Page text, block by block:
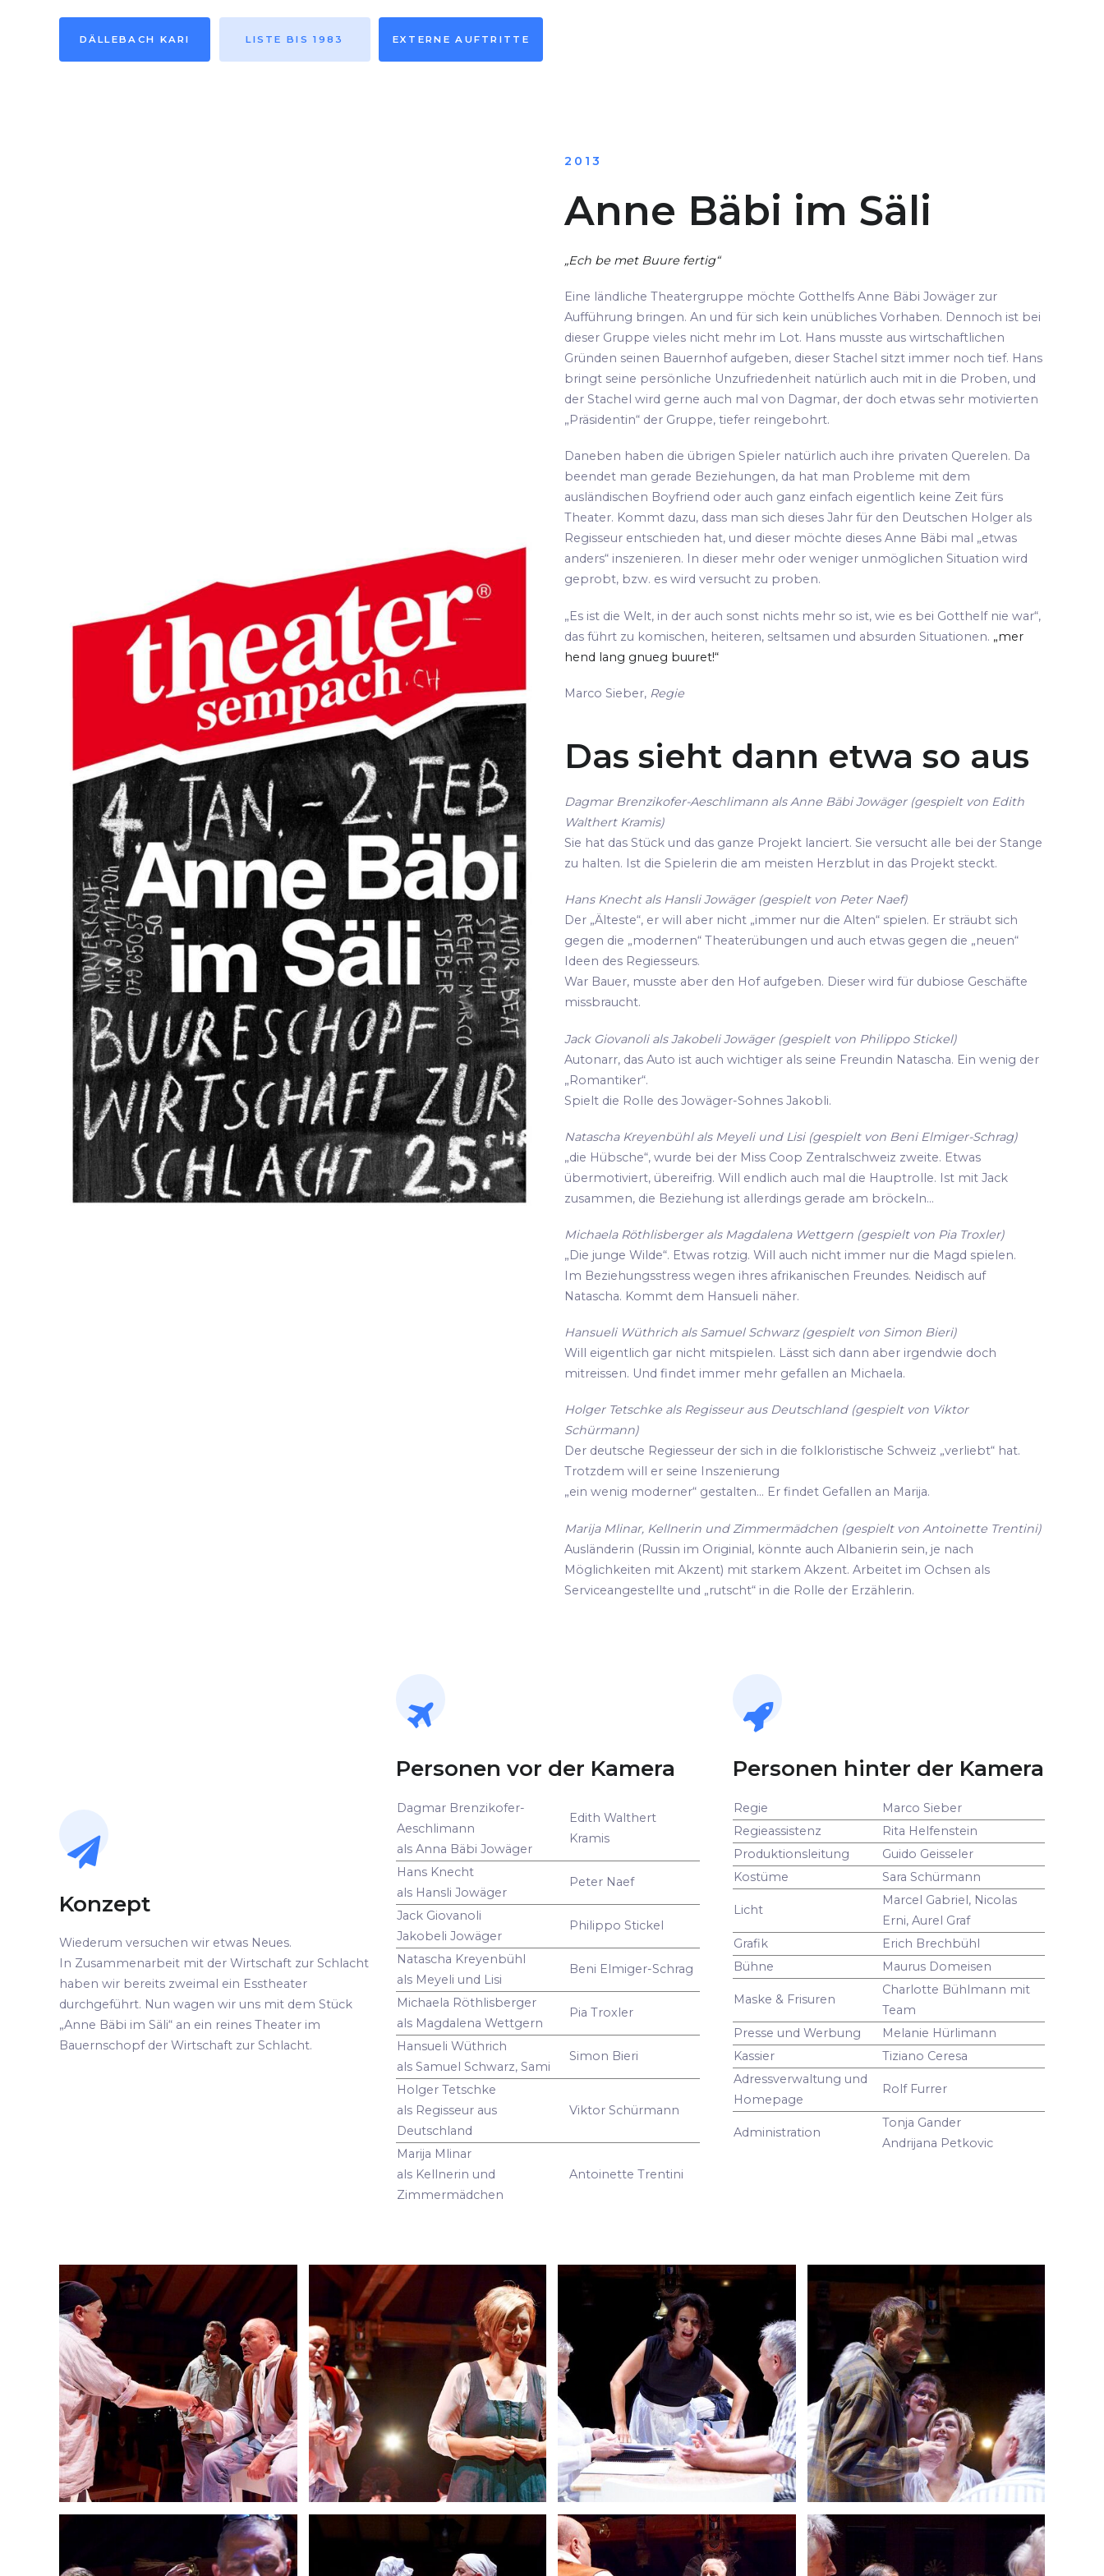
DÄLLEBACH KARI LISTE BIS 1983 EXTERNE AUFTRITTE
2013
Anne Bäbi im Säli
„Ech be met Buure fertig“
Eine ländliche Theatergruppe möchte Gotthelfs Anne Bäbi Jowäger zur
Aufführung bringen. An und für sich kein unübliches Vorhaben. Dennoch ist bei
dieser Gruppe vieles nicht mehr im Lot. Hans musste aus wirtschaftlichen
Gründen seinen Bauernhof aufgeben, dieser Stachel sitzt immer noch tief. Hans
bringt seine persönliche Unzufriedenheit natürlich auch mit in die Proben, und
der Stachel wird gerne auch mal von Dagmar, der doch etwas sehr motivierten
„Präsidentin“ der Gruppe, tiefer reingebohrt.
Daneben haben die übrigen Spieler natürlich auch ihre privaten Querelen. Da
beendet man gerade Beziehungen, da hat man Probleme mit dem
ausländischen Boyfriend oder auch ganz einfach eigentlich keine Zeit fürs
Theater. Kommt dazu, dass man sich dieses Jahr für den Deutschen Holger als
Regisseur entschieden hat, und dieser möchte dieses Anne Bäbi mal „etwas
anders“ inszenieren. In dieser mehr oder weniger unmöglichen Situation wird
geprobt, bzw. es wird versucht zu proben.
„Es ist die Welt, in der auch sonst nichts mehr so ist, wie es bei Gotthelf nie war“,
das führt zu komischen, heiteren, seltsamen und absurden Situationen. „mer
hend lang gnueg buuret!“
Marco Sieber, Regie
Das sieht dann etwa so aus
Dagmar Brenzikofer-Aeschlimann als Anne Bäbi Jowäger (gespielt von Edith
Walthert Kramis)
Sie hat das Stück und das ganze Projekt lanciert. Sie versucht alle bei der Stange
zu halten. Ist die Spielerin die am meisten Herzblut in das Projekt steckt.
Hans Knecht als Hansli Jowäger (gespielt von Peter Naef)
Der „Älteste“, er will aber nicht „immer nur die Alten“ spielen. Er sträubt sich
gegen die „modernen“ Theaterübungen und auch etwas gegen die „neuen“
Ideen des Regiesseurs.
War Bauer, musste aber den Hof aufgeben. Dieser wird für dubiose Geschäfte
missbraucht.
Jack Giovanoli als Jakobeli Jowäger (gespielt von Philippo Stickel)
Autonarr, das Auto ist auch wichtiger als seine Freundin Natascha. Ein wenig der
„Romantiker“.
Spielt die Rolle des Jowäger-Sohnes Jakobli.
Natascha Kreyenbühl als Meyeli und Lisi (gespielt von Beni Elmiger-Schrag)
„die Hübsche“, wurde bei der Miss Coop Zentralschweiz zweite. Etwas
übermotiviert, übereifrig. Will endlich auch mal die Hauptrolle. Ist mit Jack
zusammen, die Beziehung ist allerdings gerade am bröckeln...
Michaela Röthlisberger als Magdalena Wettgern (gespielt von Pia Troxler)
„Die junge Wilde“. Etwas rotzig. Will auch nicht immer nur die Magd spielen.
Im Beziehungsstress wegen ihres afrikanischen Freundes. Neidisch auf
Natascha. Kommt dem Hansueli näher.
Hansueli Wüthrich als Samuel Schwarz (gespielt von Simon Bieri)
Will eigentlich gar nicht mitspielen. Lässt sich dann aber irgendwie doch
mitreissen. Und findet immer mehr gefallen an Michaela.
Holger Tetschke als Regisseur aus Deutschland (gespielt von Viktor
Schürmann)
Der deutsche Regiesseur der sich in die folkloristische Schweiz „verliebt“ hat.
Trotzdem will er seine Inszenierung
„ein wenig moderner“ gestalten... Er findet Gefallen an Marija.
Marija Mlinar, Kellnerin und Zimmermädchen (gespielt von Antoinette Trentini)
Ausländerin (Russin im Originial, könnte auch Albanierin sein, je nach
Möglichkeiten mit Akzent) mit starkem Akzent. Arbeitet im Ochsen als
Serviceangestellte und „rutscht“ in die Rolle der Erzählerin.
Konzept
Wiederum versuchen wir etwas Neues.
In Zusammenarbeit mit der Wirtschaft zur Schlacht
haben wir bereits zweimal ein Esstheater
durchgeführt. Nun wagen wir uns mit dem Stück
„Anne Bäbi im Säli“ an ein reines Theater im
Bauernschopf der Wirtschaft zur Schlacht.
Personen vor der Kamera
Dagmar Brenzikofer-
Aeschlimann
als Anna Bäbi Jowäger
Edith Walthert
Kramis
Hans Knecht
als Hansli Jowäger
Peter Naef
Jack Giovanoli
Jakobeli Jowäger
Philippo Stickel
Natascha Kreyenbühl
als Meyeli und Lisi
Beni Elmiger-Schrag
Michaela Röthlisberger
als Magdalena Wettgern
Pia Troxler
Hansueli Wüthrich
als Samuel Schwarz, Sami
Simon Bieri
Holger Tetschke
als Regisseur aus
Deutschland
Viktor Schürmann
Marija Mlinar
als Kellnerin und
Zimmermädchen
Antoinette Trentini
Personen hinter der Kamera
Regie
Marco Sieber
Regieassistenz
Rita Helfenstein
Produktionsleitung
Guido Geisseler
Kostüme
Sara Schürmann
Licht
Marcel Gabriel, Nicolas
Erni, Aurel Graf
Grafik
Erich Brechbühl
Bühne
Maurus Domeisen
Maske & Frisuren
Charlotte Bühlmann mit
Team
Presse und Werbung
Melanie Hürlimann
Kassier
Tiziano Ceresa
Adressverwaltung und
Homepage
Rolf Furrer
Administration
Tonja Gander
Andrijana Petkovic